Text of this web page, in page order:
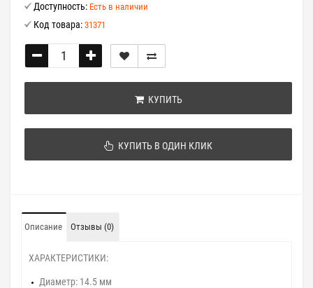
Доступность: Есть в наличии
Код товара: 31371
КУПИТЬ
КУПИТЬ В ОДИН КЛИК
Описание Отзывы (0)
ХАРАКТЕРИСТИКИ:
Диаметр: 14.5 мм